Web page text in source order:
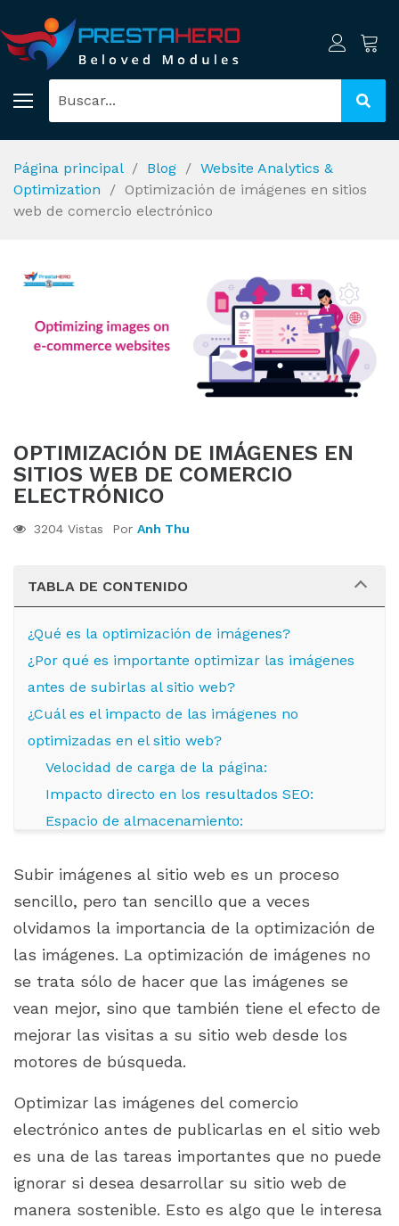
Página principal Blog
Website Analytics &
Optimization
Optimización de imágenes en sitios
web de comercio electrónico
OPTIMIZACIÓN DE IMÁGENES EN
SITIOS WEB DE COMERCIO
ELECTRÓNICO
3204 Vistas Por Anh Thu
TABLA DE CONTENIDO
¿Qué es la optimización de imágenes?
¿Por qué es importante optimizar las imágenes
antes de subirlas al sitio web?
¿Cuál es el impacto de las imágenes no
optimizadas en el sitio web?
Velocidad de carga de la página:
Impacto directo en los resultados SEO:
Espacio de almacenamiento:
comercio electrónico?
Elija cuidadosamente los ángulos de su
producto y las proporciones de la imagen
Carga diferida de imágenes
Elija el tipo de archivo correcto
Asegúrate de que tus miniaturas estén
optimizadas
Comprueba la calidad de tu imagen
Subir imágenes al sitio web es un proceso
sencillo, pero tan sencillo que a veces
olvidamos la importancia de la optimización de
las imágenes. La optimización de imágenes no
se trata sólo de hacer que las imágenes se
vean mejor, sino que también tiene el efecto de
mejorar las visitas a su sitio web desde los
motores de búsqueda.
Optimizar las imágenes del comercio
electrónico antes de publicarlas en el sitio web
es una de las tareas importantes que no puede
ignorar si desea desarrollar su sitio web de
manera sostenible. Esto es algo que le interesa